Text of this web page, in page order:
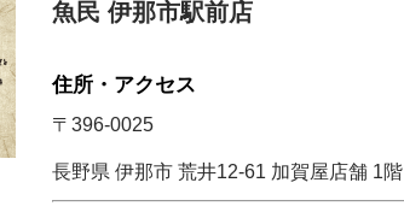
魚民 伊那市駅前店
住所・アクセス
〒396-0025
長野県 伊那市 荒井12-61 加賀屋店舗 1階